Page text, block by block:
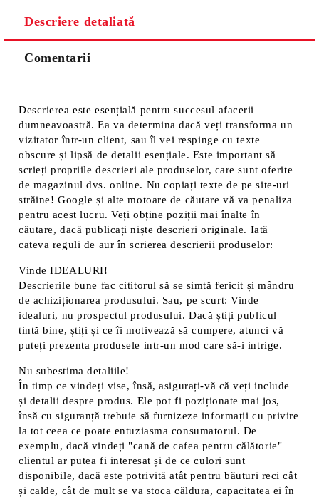
Descriere detaliată
Comentarii
Descrierea este esențială pentru succesul afacerii
dumneavoastră. Ea va determina dacă veți transforma un
vizitator într-un client, sau îl vei respinge cu texte
obscure și lipsă de detalii esențiale. Este important să
scrieți propriile descrieri ale produselor, care sunt oferite
de magazinul dvs. online. Nu copiați texte de pe site-uri
străine! Google și alte motoare de căutare vă va penaliza
pentru acest lucru. Veți obține poziții mai înalte în
căutare, dacă publicați niște descrieri originale. Iată
cateva reguli de aur în scrierea descrierii produselor:
Vinde IDEALURI!
Descrierile bune fac cititorul să se simtă fericit și mândru
de achiziționarea produsului. Sau, pe scurt: Vinde
idealuri, nu prospectul produsului. Dacă știți publicul
tintă bine, știți și ce îi motivează să cumpere, atunci vă
puteți prezenta produsele intr-un mod care să-i intrige.
Nu subestima detaliile!
În timp ce vindeți vise, însă, asigurați-vă că veți include
și detalii despre produs. Ele pot fi poziționate mai jos,
însă cu siguranță trebuie să furnizeze informații cu privire
la tot ceea ce poate entuziasma consumatorul. De
exemplu, dacă vindeți "cană de cafea pentru călătorie"
clientul ar putea fi interesat și de ce culori sunt
disponibile, dacă este potrivită atât pentru băuturi reci cât
și calde, cât de mult se va stoca căldura, capacitatea ei în